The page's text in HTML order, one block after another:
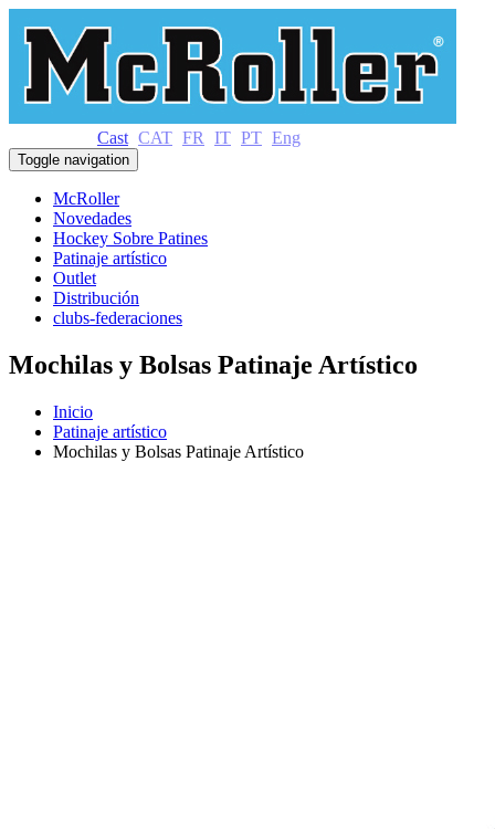
Cast CAT FR IT PT Eng
Toggle navigation
McRoller
Novedades
Hockey Sobre Patines
Patinaje artístico
Outlet
Distribución
clubs-federaciones
Mochilas y Bolsas Patinaje Artístico
Inicio
Patinaje artístico
Mochilas y Bolsas Patinaje Artístico